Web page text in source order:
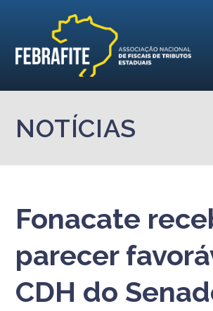
NOTÍCIAS
Fonacate
parecer
CDH do